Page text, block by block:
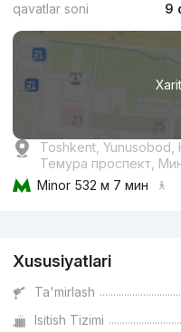
Topshirildi 2025,Shinam
TJ «Shinam»
dan21 mln
Topshirildi 2021,Bekole
qavatlar soni
9
Toshkent, Yunusobod,
Темура проспект,
Minor 532 м 7 мин
Xususiyatlari
Ta'mirlash
Isitish Tizimi